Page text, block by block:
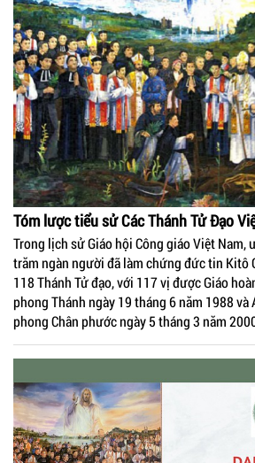
Tóm lược tiểu sử Các Thánh Tử Đạo
Trong lịch sử Giáo hội Công giáo Việt Nam,
trăm ngàn người đã làm chứng đức tin Kitô
118 Thánh Tử đạo, với 117 vị được Giáo
phong Thánh ngày 19 tháng 6 năm 1988 và
phong Chân phước ngày 5 tháng 3 năm